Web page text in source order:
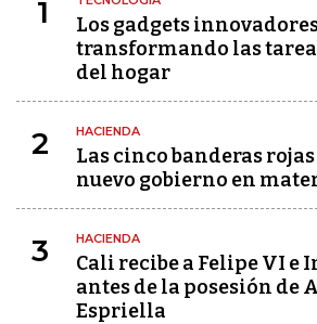
1
Los gadgets
transformando las
del hogar
2 HACIENDA
Las cinco banderas
nuevo gobierno en
3 HACIENDA
Cali recibe a Felipe VI e
antes de la posesión de
Espriella